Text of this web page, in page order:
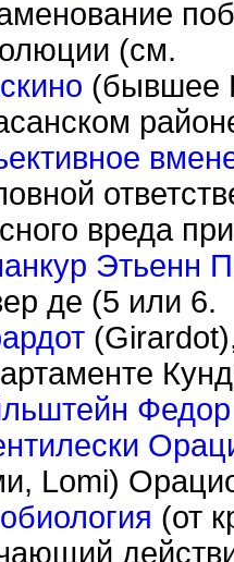
(см.
(бывшее
вреда
Этьенн
де (5 или 6.
Lomi)
(от